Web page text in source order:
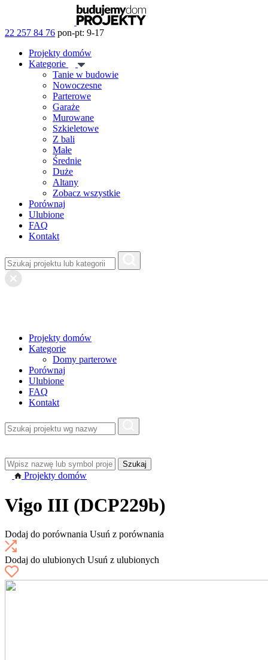
22 257 84 76 pon-pt: 9-17
Projekty domów
Kategorie
Tanie w budowie
Nowoczesne
Parterowe
Garaże
Murowane
Szkieletowe
Z bali
Małe
Średnie
Duże
Altany
Zobacz wszystkie
Porównaj
Ulubione
FAQ
Kontakt
Projekty domów
Kategorie
Domy parterowe
Porównaj
Ulubione
FAQ
Kontakt
Projekty domów
Vigo III (DCP229b)
Dodaj do porównania Usuń z porównania
Dodaj do ulubionych Usuń z ulubionych